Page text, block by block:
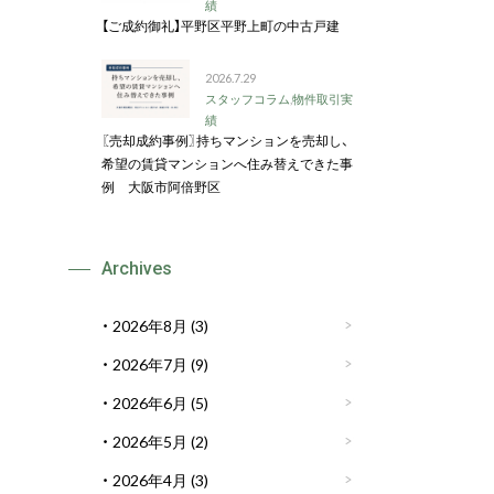
績
【ご成約御礼】平野区平野上町の中古戸建
2026.7.29
スタッフコラム,物件取引実
績
〖売却成約事例〗持ちマンションを売却し、
希望の賃貸マンションへ住み替えできた事
例 大阪市阿倍野区
Archives
2026年8月 (3)
2026年7月 (9)
2026年6月 (5)
2026年5月 (2)
2026年4月 (3)